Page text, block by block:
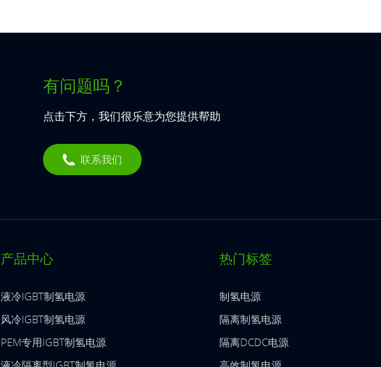
有问题吗？
点击下方，我们很乐意为您提供帮助
联系我们
产品中心
液冷IGBT制氢电源
风冷IGBT制氢电源
PEM专用IGBT制氢电源
热门标签
制氢电源
隔离制氢电源
隔离DCDC电源